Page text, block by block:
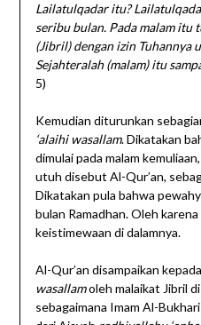
Lailatulqadar itu?
seribu bulan. Pada malam itu
(Jibril) dengan izin Tuhannya
Sejahteralah (malam) itu
5)
Kemudian diturunkan
‘alaihi wasallam. Dikatakan
dimulai pada malam
utuh disebut Al-Qur’an,
Dikatakan pula bahwa
bulan Ramadhan. Oleh
keistimewaan di dalamnya.
Al-Qur’an disampaikan
wasallamoleh malaikat Jibril
sebagaimana Imam Al-